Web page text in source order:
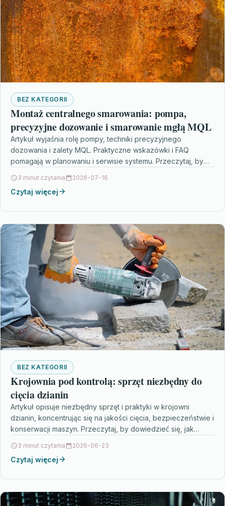
BEZ KATEGORII
Montaż centralnego smarowania: pompa,
precyzyjne dozowanie i smarowanie mgłą MQL
Artykuł wyjaśnia rolę pompy, techniki precyzyjnego
dozowania i zalety MQL. Praktyczne wskazówki i FAQ
pomagają w planowaniu i serwisie systemu. Przeczytaj, by
3 minut czytania 2026-07-16
Czytaj więcej
BEZ KATEGORII
Krojownia pod kontrolą: sprzęt niezbędny do
cięcia dzianin
Artykuł opisuje niezbędny sprzęt i praktyki w krojowni
dzianin, koncentrując się na jakości cięcia, bezpieczeństwie i
konserwacji maszyn. Przeczytaj, by dowiedzieć się, jak
3 minut czytania 2026-06-23
Czytaj więcej